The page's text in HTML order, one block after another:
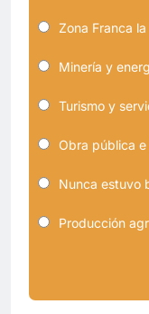
Zona Franca
Minería y
Turismo y
Obra pública
Nunca estuvo
Producción